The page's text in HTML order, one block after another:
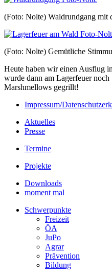
(Foto: Nolte) Waldrundgang mit
(Foto: Nolte) Gemütliche
Heute haben wir einen Ausflug
wurde dann am Lagerfeuer
Marshmellows gegrillt!
Impressum/
Aktuelles
Presse
Termine
Projekte
Downloads
moment mal
Schwerpunkte
Freizeit
ÖA
JuPo
Agrar
Prävention
Bildung